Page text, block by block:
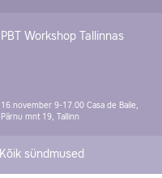
PBT Workshop Tallinnas
16.november 9-17.00 Casa de Baile,
Pärnu mnt 19, Tallinn
Kõik sündmused